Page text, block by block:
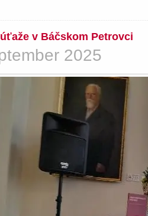
v Báčskom Petrovci
2025